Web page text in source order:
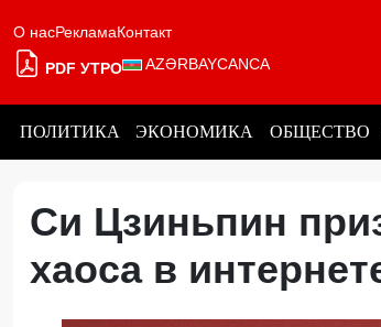
О насРекламаКонтакт
PDF УТРО AZƏRBAYCANCA
ПОЛИТИКА ЭКОНОМИКА ОБЩЕСТВО
Си Цзиньпин
хаоса в